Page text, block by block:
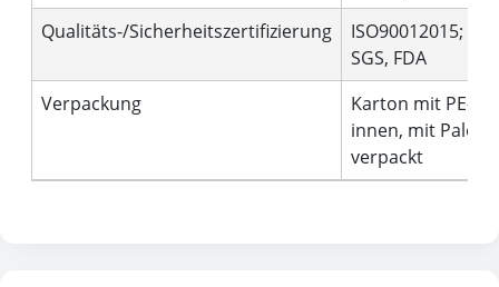
Qualitäts-/Sicherheitszertifizierung
ISO90012015;
SGS, FDA
Verpackung
Karton mit PE-
innen, mit Palette
verpackt